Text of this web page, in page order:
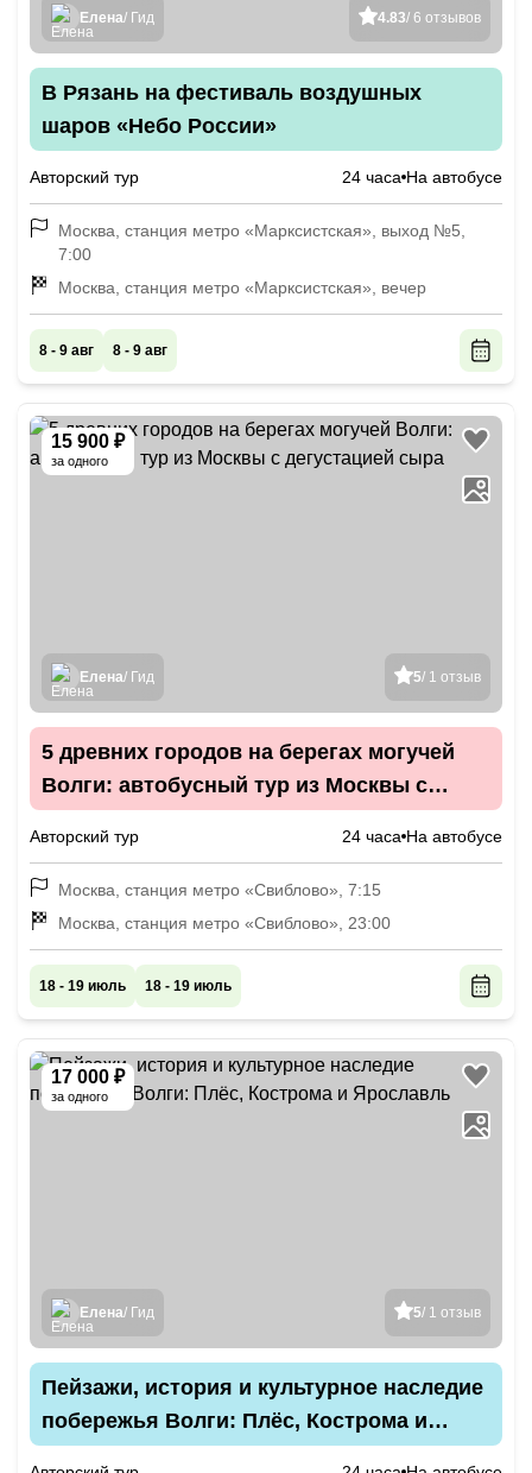
4.83/ 6 отзывов
Елена/ Гид
В Рязань на фестиваль воздушных
шаров «Небо России»
Авторский тур 24 часа На автобусе
Москва, станция метро «Марксистская», выход №5,
7:00
Москва, станция метро «Марксистская», вечер
8 - 9 авг 8 - 9 авг
15 900 ₽
за одного
5/ 1 отзыв
Елена/ Гид
5 древних городов на берегах могучей
Волги: автобусный тур из Москвы с
Авторский тур 24 часа На автобусе
Москва, станция метро «Свиблово», 7:15
Москва, станция метро «Свиблово», 23:00
18 - 19 июль 18 - 19 июль
17 000 ₽
за одного
5/ 1 отзыв
Елена/ Гид
Пейзажи, история и культурное наследие
побережья Волги: Плёс, Кострома и